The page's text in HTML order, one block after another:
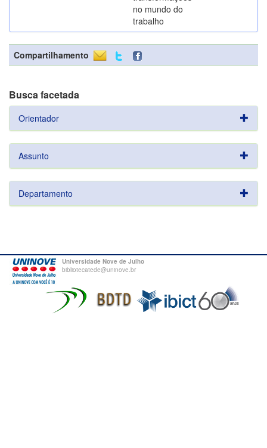
no mundo do
trabalho
Compartilhamento
Busca facetada
Orientador
Assunto
Departamento
Universidade Nove de Julho
bibliotecatede@uninove.br